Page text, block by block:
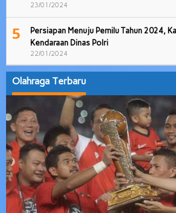
23/01/2024
5
Persiapan Menuju Pemilu Tahun 2024,
Kendaraan Dinas Polri
22/01/2024
Olahraga Terbaru